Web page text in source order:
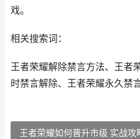
戏。
相关搜索词：
王者荣耀解除禁言方法、王者
时禁言解除、王者荣耀永久禁
王者荣耀如何晋升市级 实战